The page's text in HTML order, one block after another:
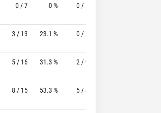
0 / 7 0 % 0 / 5
3 / 13 23.1 % 0 / 5
5 / 16 31.3 % 2 / 9
8 / 15 53.3 % 5 / 8